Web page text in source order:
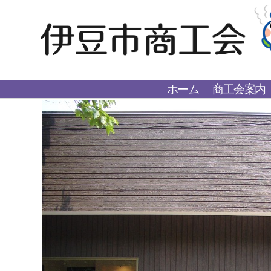
ホーム 商工会案内